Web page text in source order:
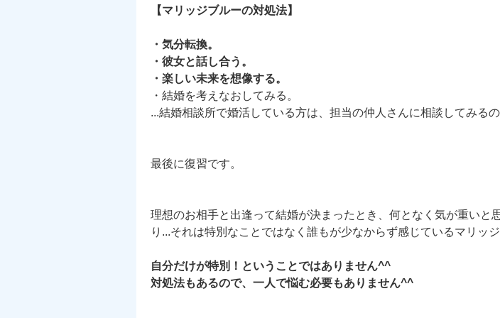
【マリッジブルーの対処法】
・気分転換。
・彼女と話し合う。
・楽しい未来を想像する。
・結婚を考えなおしてみる。
...結婚相談所で婚活している方は、担当の仲人さんに相談してみる
最後に復習です。
理想のお相手と出逢って結婚が決まったとき、何となく気が重いと
り...それは特別なことではなく誰もが少なからず感じているマリッ
自分だけが特別！ということではありません^^
対処法もあるので、一人で悩む必要もありません^^